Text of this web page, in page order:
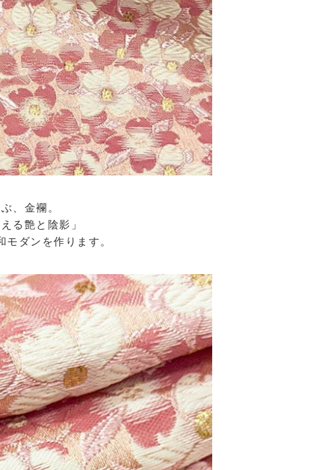
、金襴。
る艶と陰影」
ダンを作ります。